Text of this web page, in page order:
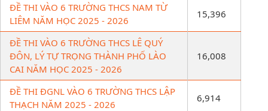
ĐỀ THI VÀO 6 TRƯỜNG THCS NAM TỪ
LIÊM NĂM HỌC 2025 - 2026
15,396
ĐỀ THI VÀO 6 TRƯỜNG THCS LÊ QUÝ
ĐÔN, LÝ TỰ TRỌNG THÀNH PHỐ LÀO
CAI NĂM HỌC 2025 - 2026
16,008
ĐỀ THI ĐGNL VÀO 6 TRƯỜNG THCS LẬP
THẠCH NĂM 2025 - 2026
6,914